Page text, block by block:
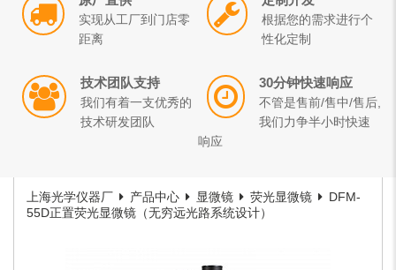
实现从工厂到门店零
距离
根据您的需求进行个
性化定制
技术团队支持
我们有着一支优秀的
技术研发团队
30分钟快速响应
不管是售前/售中/售后,
我们力争半小时快速
响应
上海光学仪器厂 产品中心 显微镜 荧光显微镜
DFM-
55D正置荧光显微镜（无穷远光路系统设计）